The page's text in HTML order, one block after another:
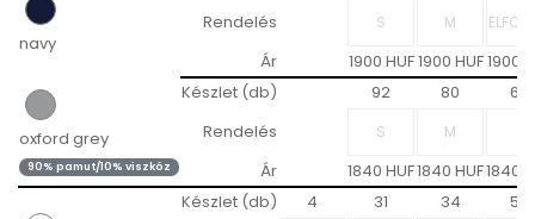
navy
Rendelés
Ár
1900 HUF1900 HUF1900
oxford grey
90% pamut/10% viszkóz
Készlet (db) 92 80
68
Rendelés
Ár
1840 HUF1840 HUF1840
Készlet (db) 4 31 34
58